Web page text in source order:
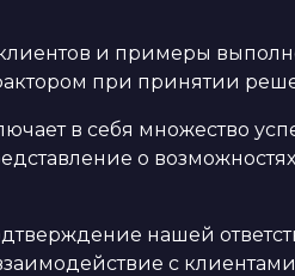
и примеры
при принятии
в себя множество
о
нашей
с